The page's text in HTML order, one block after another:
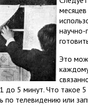
Это
до 5 минут. Что такое
по телевидению или